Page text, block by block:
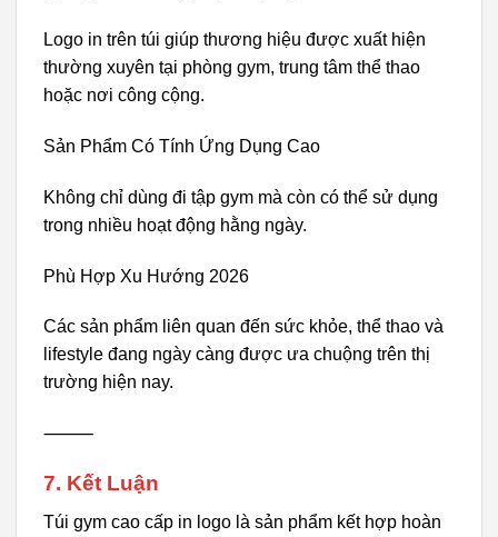
Logo in trên túi giúp thương hiệu được xuất hiện
thường xuyên tại phòng gym, trung tâm thể thao
hoặc nơi công cộng.
Sản Phẩm Có Tính Ứng Dụng Cao
Không chỉ dùng đi tập gym mà còn có thể sử dụng
trong nhiều hoạt động hằng ngày.
Phù Hợp Xu Hướng 2026
Các sản phẩm liên quan đến sức khỏe, thể thao và
lifestyle đang ngày càng được ưa chuộng trên thị
trường hiện nay.
⸻
7. Kết Luận
Túi gym cao cấp in logo là sản phẩm kết hợp hoàn